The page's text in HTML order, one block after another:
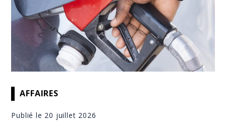
AFFAIRES
Publié le 20 juillet 2026